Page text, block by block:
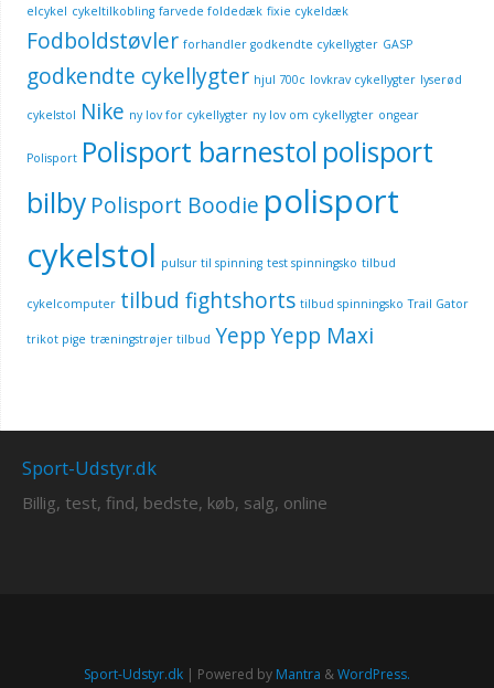
elcykel cykeltilkobling farvede foldedæk fixie cykeldæk
Fodboldstøvler forhandler godkendte cykellygter GASP
godkendte cykellygter hjul 700c lovkrav cykellygter lyserød
cykelstol Nike ny lov for cykellygter ny lov om cykellygter ongear
Polisport Polisport barnestol polisport
bilby Polisport Boodie polisport
cykelstol pulsur til spinning test spinningsko tilbud
cykelcomputer tilbud fightshorts tilbud spinningsko Trail Gator
trikot pige træningstrøjer tilbud YeppYepp Maxi
Sport-Udstyr.dk
Billig, test, find, bedste, køb, salg, online
Sport-Udstyr.dk | Powered by Mantra &WordPress.